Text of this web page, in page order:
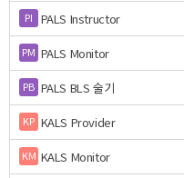
PI PALS Instructor
PM PALS Monitor
PB PALS BLS 술기
KP KALS Provider
KM KALS Monitor